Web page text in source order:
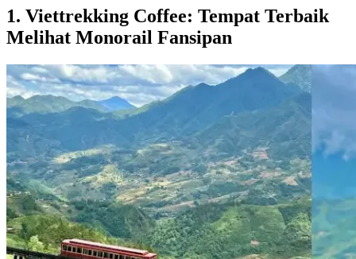
1. Viettrekking Coffee: Tempat Terbaik
Melihat Monorail Fansipan